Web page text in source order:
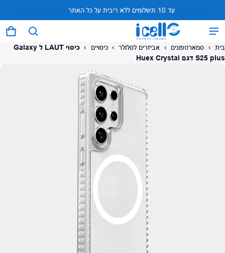
עד 10 תשלומים ללא ריבית על כל האתר
0 פריטים
המוצר נוסף לעגלה
צפה בעגלה ()
לתשלום
בית › סמארטפונים › אביזרים לסלולר › כיסויים ›
כיסוי LAUT ל Galaxy
S25 plus דגם Huex Crystal
על המוצר